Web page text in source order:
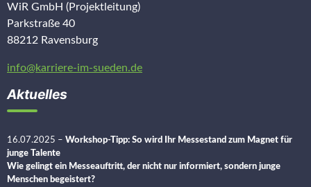
WiR GmbH (Projektleitung)
Parkstraße 40
88212 Ravensburg
info@karriere-im-sueden.de
Aktuelles
16.07.2025 – Workshop-Tipp: So wird Ihr Messestand zum Magnet für
junge Talente
Wie gelingt ein Messeauftritt, der nicht nur informiert, sondern junge
Menschen begeistert?